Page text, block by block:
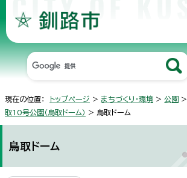
現在の位置： トップページ > まちづくり・環境 > 公園 >
取10号公園（鳥取ドーム） > 鳥取ドーム
鳥取ドーム